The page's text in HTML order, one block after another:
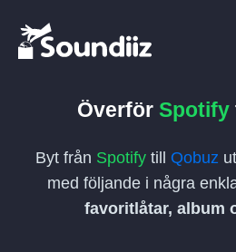
Överför Spotify
Byt från Spotifytill Qobuz
med följande i några
favoritlåtar, album